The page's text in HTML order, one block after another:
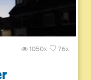
76x
1050x